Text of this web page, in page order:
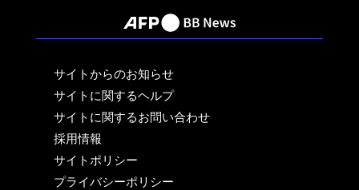
サイトからのお知らせ
サイトに関するヘルプ
サイトに関するお問い合わせ
採用情報
サイトポリシー
プライバシーポリシー